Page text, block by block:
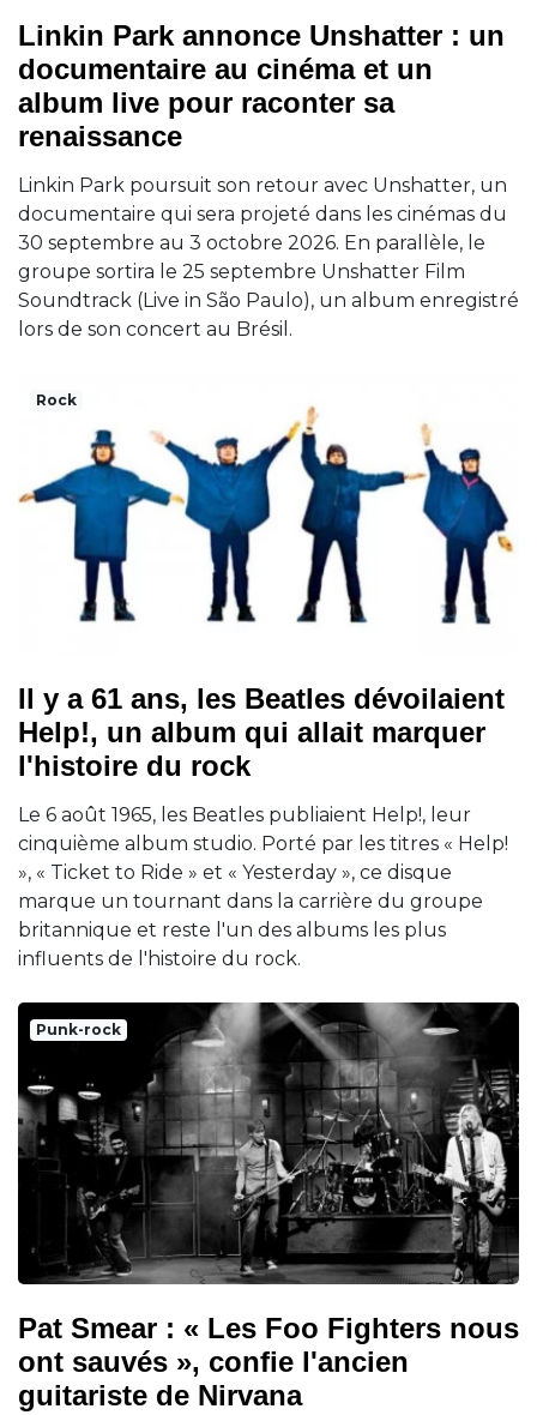
Linkin Park annonce Unshatter : un
documentaire au cinéma et un
album live pour raconter sa
renaissance
Linkin Park poursuit son retour avec Unshatter, un
documentaire qui sera projeté dans les cinémas du
30 septembre au 3 octobre 2026. En parallèle, le
groupe sortira le 25 septembre Unshatter Film
Soundtrack (Live in São Paulo), un album enregistré
lors de son concert au Brésil.
Rock
Il y a 61 ans, les Beatles dévoilaient
Help!, un album qui allait marquer
l'histoire du rock
Le 6 août 1965, les Beatles publiaient Help!, leur
cinquième album studio. Porté par les titres « Help!
», « Ticket to Ride » et « Yesterday », ce disque
marque un tournant dans la carrière du groupe
britannique et reste l'un des albums les plus
influents de l'histoire du rock.
Punk-rock
Pat Smear : « Les Foo Fighters nous
ont sauvés », confie l'ancien
guitariste de Nirvana